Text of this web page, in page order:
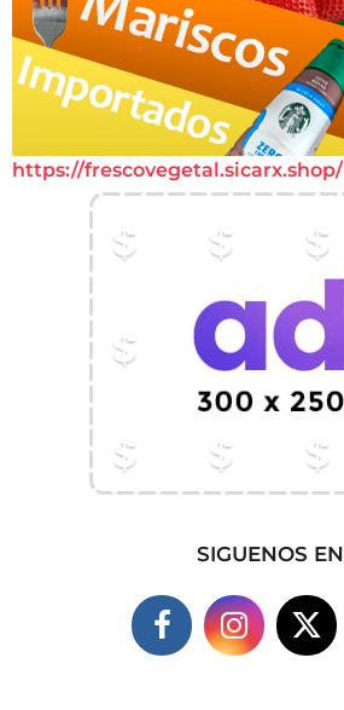
https://frescovegetal.sicarx.shop/
SIGUENOS EN